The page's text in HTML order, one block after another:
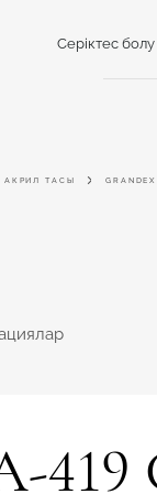
көрсету
Серіктес болу
АКРИЛ ТАСЫ GRANDEX
419